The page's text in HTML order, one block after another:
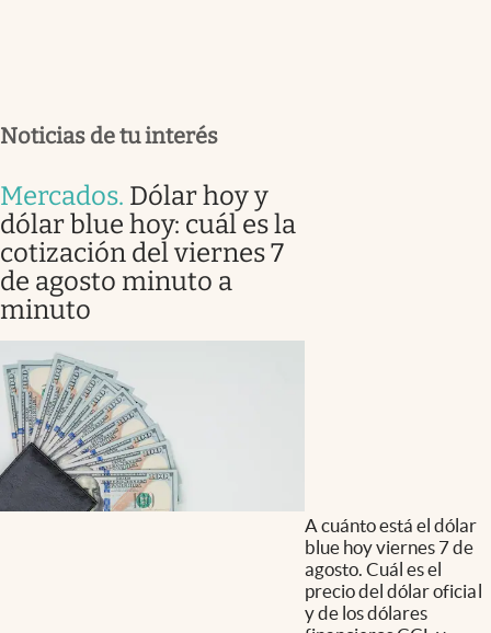
Noticias de tu interés
Mercados. Dólar hoy y
dólar blue hoy: cuál es la
cotización del viernes 7
de agosto minuto a
minuto
A cuánto está el dólar
blue hoy viernes 7 de
agosto. Cuál es el
precio del dólar oficial
y de los dólares